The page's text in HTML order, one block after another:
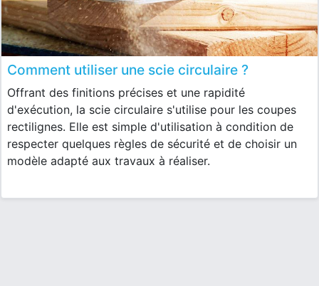
Comment utiliser une scie circulaire ?
Offrant des finitions précises et une rapidité
d'exécution, la scie circulaire s'utilise pour les coupes
rectilignes. Elle est simple d'utilisation à condition de
respecter quelques règles de sécurité et de choisir un
modèle adapté aux travaux à réaliser.